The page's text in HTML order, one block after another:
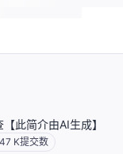
此简介由AI生成】
K提交数